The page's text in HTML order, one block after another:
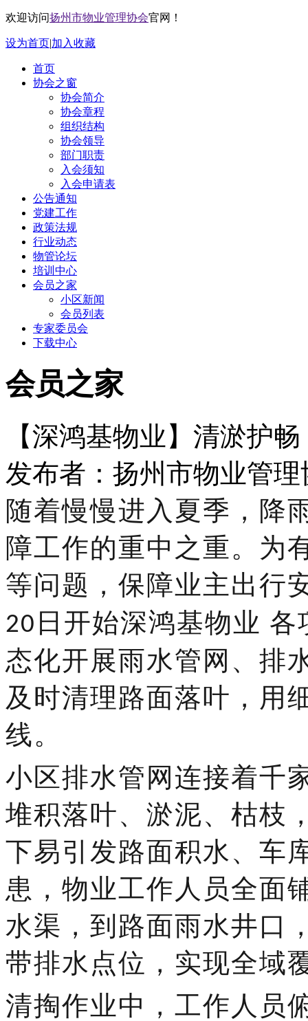
欢迎访问扬州市物业管理协会官网！
设为首页|加入收藏
首页
协会之窗
协会简介
协会章程
组织结构
协会领导
部门职责
入会须知
入会申请表
公告通知
党建工作
政策法规
行业动态
物管论坛
培训中心
会员之家
小区新闻
会员列表
专家委员会
下载中心
会员之家
【深鸿基物业】清淤护
发布者：扬州市物业管
随着慢慢进入夏季， 降
障工作的重中之重。为
等问题，保障业主出行
20 日开始深鸿基物业 各
态化开展雨水管网、排
及时清理路面落叶， 用
线。
小区排水管网连接着千
堆积落叶、淤泥、枯枝
下易引发路面积水、车
患，物业工作人员全面
水渠，到路面雨水井口
带排水点位，实现全域
清掏作业中，工作人员